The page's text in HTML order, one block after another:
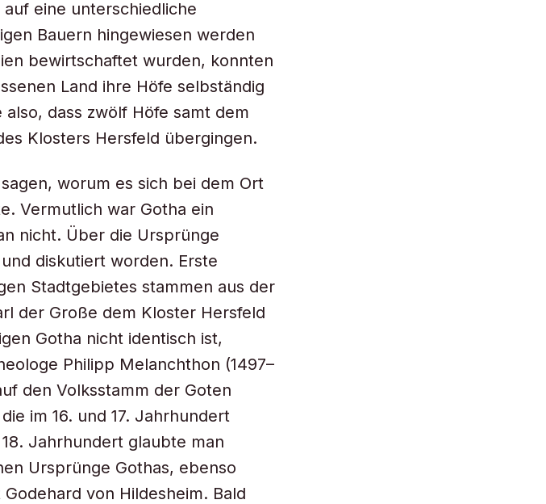
eine unterschiedliche
Bauern hingewiesen werden
bewirtschaftet wurden, konnten
Land ihre Höfe selbständig
dass zwölf Höfe samt dem
Klosters Hersfeld übergingen.
worum es sich bei dem Ort
Vermutlich war Gotha ein
nicht. Über die Ursprünge
diskutiert worden. Erste
Stadtgebietes stammen aus der
der Große dem Kloster Hersfeld
Gotha nicht identisch ist,
Philipp Melanchthon (1497–
den Volksstamm der Goten
im 16. und 17. Jahrhundert
Jahrhundert glaubte man
Ursprünge Gothas, ebenso
von Hildesheim. Bald